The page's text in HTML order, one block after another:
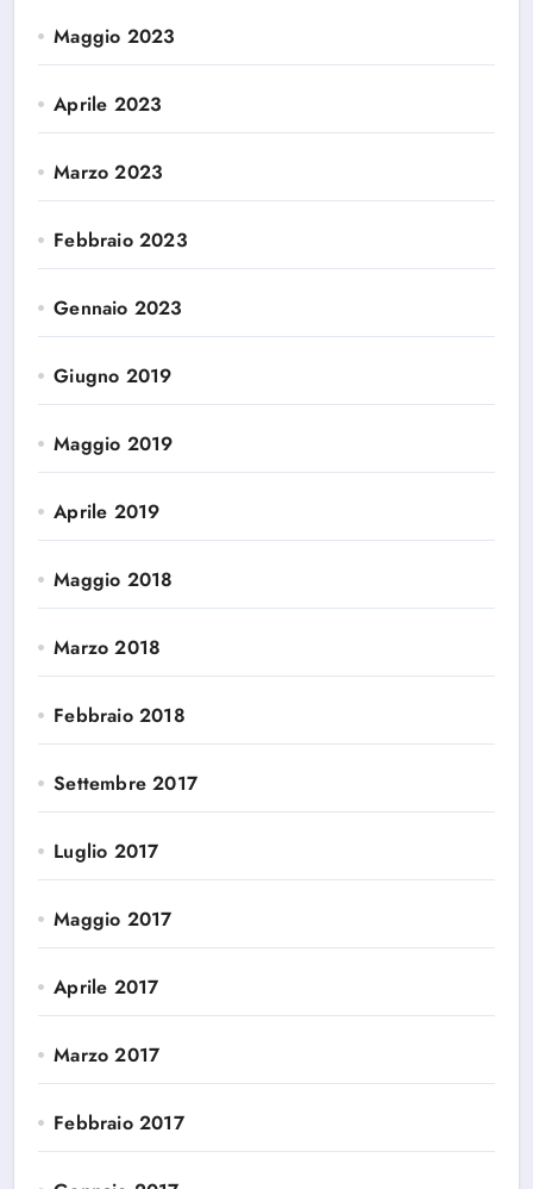
Maggio 2023
Aprile 2023
Marzo 2023
Febbraio 2023
Gennaio 2023
Giugno 2019
Maggio 2019
Aprile 2019
Maggio 2018
Marzo 2018
Febbraio 2018
Settembre 2017
Luglio 2017
Maggio 2017
Aprile 2017
Marzo 2017
Febbraio 2017